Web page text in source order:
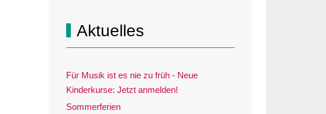
Aktuelles
Für Musik ist es nie zu früh - Neue
Kinderkurse: Jetzt anmelden!
Sommerferien